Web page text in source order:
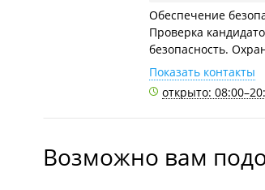
Обеспечение
Проверка
безопасность.
Показать контакты
открыто:
Возможно вам